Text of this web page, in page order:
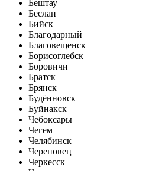
Бештау
Беслан
Бийск
Благодарный
Благовещенск
Борисоглебск
Боровичи
Братск
Брянск
Будённовск
Буйнакск
Чебоксары
Чегем
Челябинск
Череповец
Черкесск